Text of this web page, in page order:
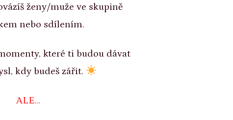
ženy/muže ve skupině
nebo sdílením.
které ti budou dávat
kdy budeš zářit.
ALE...